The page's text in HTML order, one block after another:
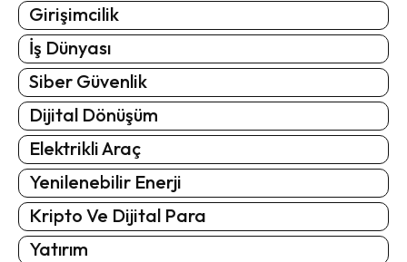
Girişimcilik
İş Dünyası
Siber Güvenlik
Dijital Dönüşüm
Elektrikli Araç
Yenilenebilir Enerji
Kripto Ve Dijital Para
Yatırım